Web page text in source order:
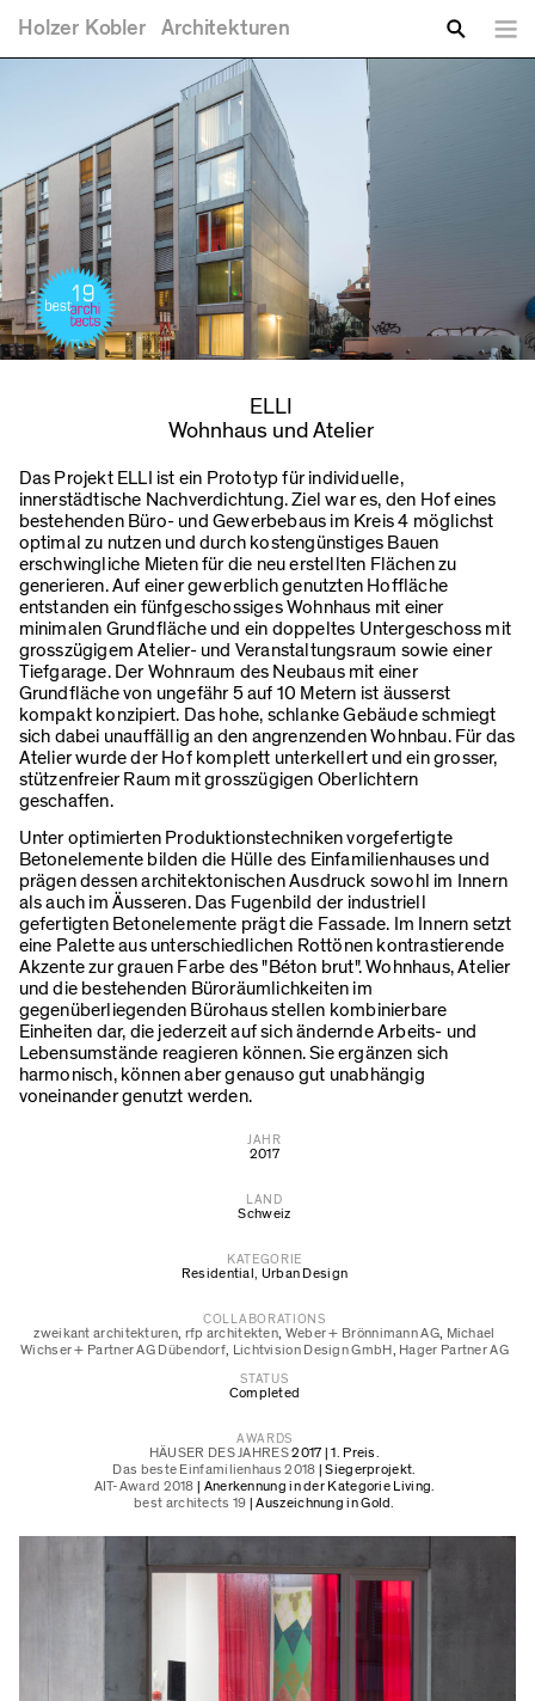
Holzer Kobler Architekturen
Zu suchende Schlüsselwörter
Sie sind hier
ELLI
Wohnhaus und Atelier
Das Projekt ELLI ist ein Prototyp für individuelle,
innerstädtische Nachverdichtung. Ziel war es, den Hof eines
bestehenden Büro- und Gewerbebaus im Kreis 4 möglichst
optimal zu nutzen und durch kostengünstiges Bauen
erschwingliche Mieten für die neu erstellten Flächen zu
generieren. Auf einer gewerblich genutzten Hoffläche
entstanden ein fünfgeschossiges Wohnhaus mit einer
minimalen Grundfläche und ein doppeltes Untergeschoss mit
grosszügigem Atelier- und Veranstaltungsraum sowie einer
Tiefgarage. Der Wohnraum des Neubaus mit einer
Grundfläche von ungefähr 5 auf 10 Metern ist äusserst
kompakt konzipiert. Das hohe, schlanke Gebäude schmiegt
sich dabei unauffällig an den angrenzenden Wohnbau. Für das
Atelier wurde der Hof komplett unterkellert und ein grosser,
stützenfreier Raum mit grosszügigen Oberlichtern
geschaffen.
Unter optimierten Produktionstechniken vorgefertigte
Betonelemente bilden die Hülle des Einfamilienhauses und
prägen dessen architektonischen Ausdruck sowohl im Innern
als auch im Äusseren. Das Fugenbild der industriell
gefertigten Betonelemente prägt die Fassade. Im Innern setzt
eine Palette aus unterschiedlichen Rottönen kontrastierende
Akzente zur grauen Farbe des "Béton brut". Wohnhaus, Atelier
und die bestehenden Büroräumlichkeiten im
gegenüberliegenden Bürohaus stellen kombinierbare
Einheiten dar, die jederzeit auf sich ändernde Arbeits- und
Lebensumstände reagieren können. Sie ergänzen sich
harmonisch, können aber genauso gut unabhängig
voneinander genutzt werden.
JAHR
2017
LAND
Schweiz
KATEGORIE
Residential, Urban Design
COLLABORATIONS
zweikant architekturen, rfp architekten, Weber + Brönnimann AG, Michael
Wichser + Partner AG Dübendorf, Lichtvision Design GmbH, Hager Partner AG
STATUS
Completed
AWARDS
HÄUSER DES JAHRES2017 | 1. Preis.
Das beste Einfamilienhaus 2018 | Siegerprojekt.
AIT-Award 2018 | Anerkennung in der Kategorie Living.
best architects 19 | Auszeichnung in Gold.